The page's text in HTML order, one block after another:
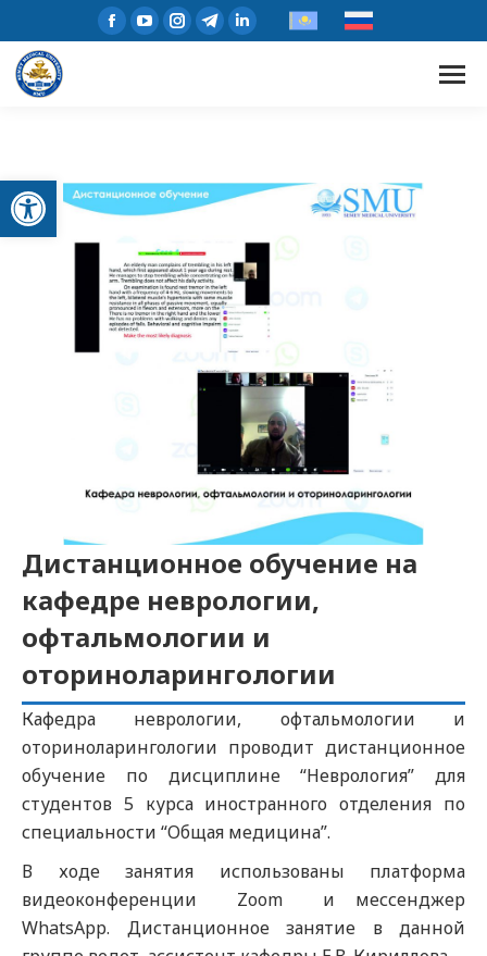
Открыть панель инструментов
Дистанционное обучение на
кафедре неврологии,
офтальмологии и
оториноларингологии
Кафедра неврологии, офтальмологии и
оториноларингологии проводит дистанционное
обучение по дисциплине “Неврология” для
студентов 5 курса иностранного отделения по
специальности “Общая медицина”.
В ходе занятия использованы платформа
видеоконференции Zoom и мессенджер
WhatsApp. Дистанционное занятие в данной